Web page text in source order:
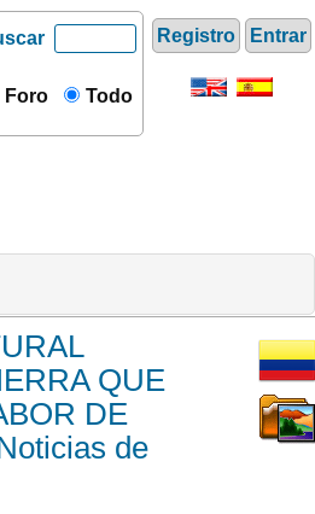
Registro Entrar
Foro Todo
QUE
DE
de